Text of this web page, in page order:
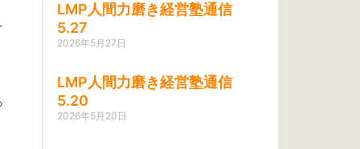
LMP人間力磨き経営塾通信
5.27
2026年5月27日
LMP人間力磨き経営塾通信
5.20
2026年5月20日